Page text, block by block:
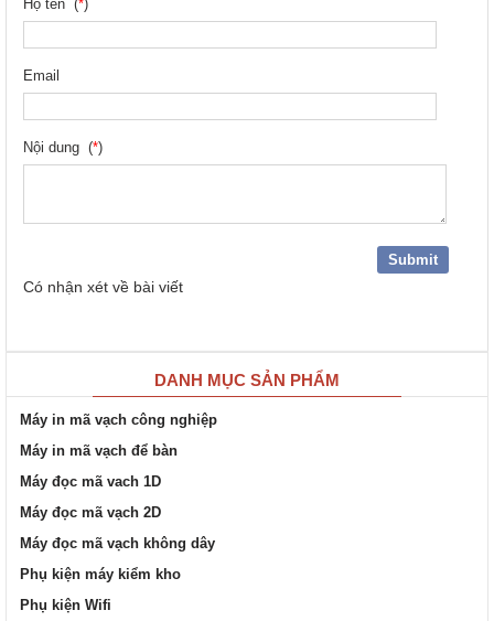
Họ tên (*)
Email
Nội dung (*)
Có nhận xét về bài viết
DANH MỤC SẢN PHẨM
Máy in mã vạch công nghiệp
Máy in mã vạch để bàn
Máy đọc mã vach 1D
Máy đọc mã vạch 2D
Máy đọc mã vạch không dây
Phụ kiện máy kiểm kho
Phụ kiện Wifi